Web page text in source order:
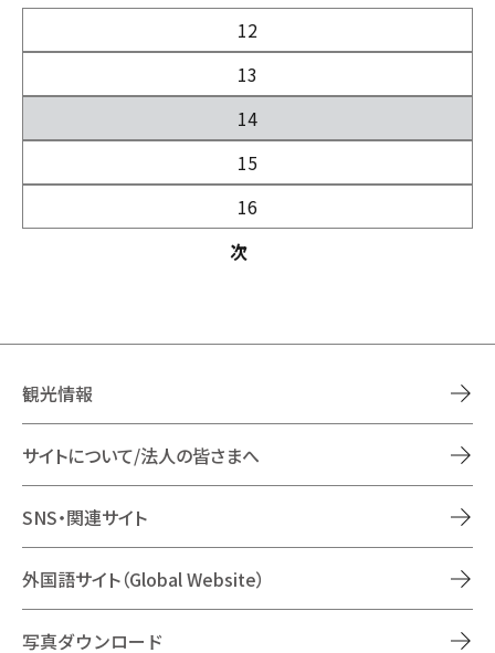
12
13
14
15
16
次
観光情報
サイトについて/法人の皆さまへ
SNS・関連サイト
外国語サイト（Global Website）
写真ダウンロード